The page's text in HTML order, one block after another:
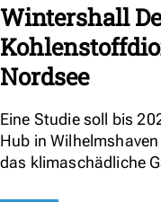
Wintershall
Nordsee
Eine Studie soll bis
Hub in
das klimaschädliche